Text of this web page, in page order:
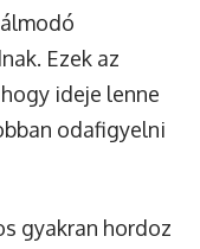
Ezek az
ideje lenne
odafigyelni
gyakran hordoz